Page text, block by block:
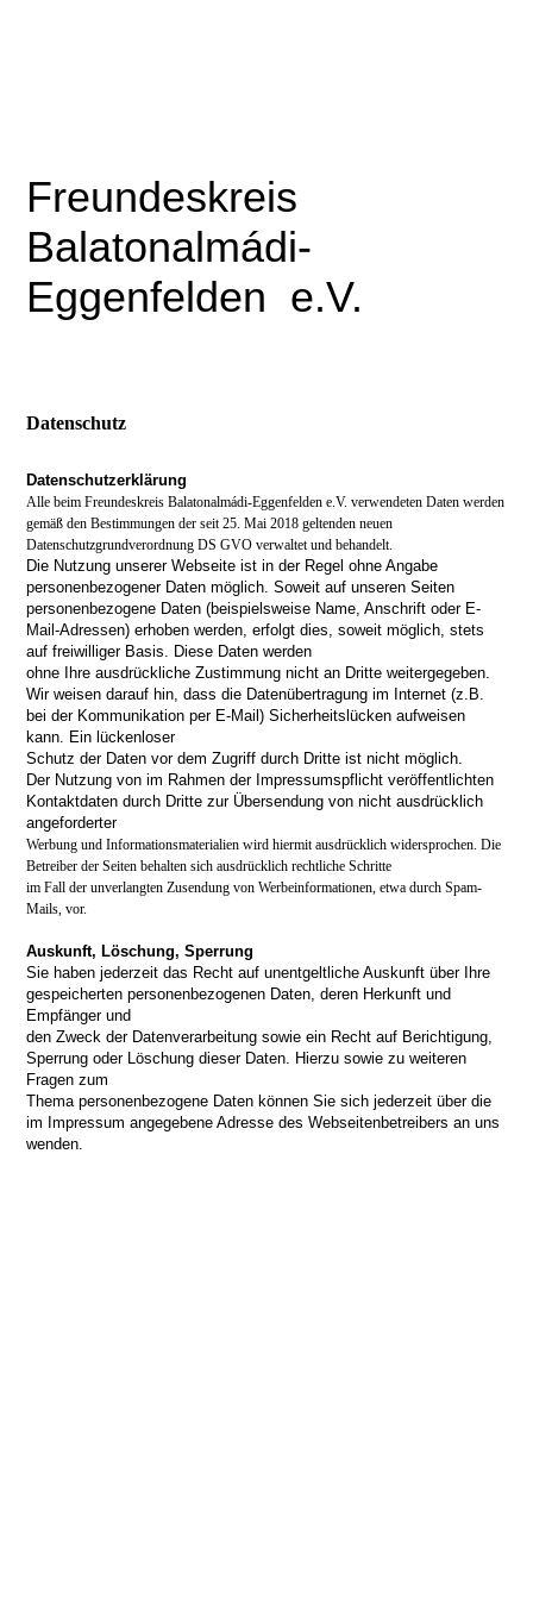
Freundeskreis
Balatonalmádi-
Eggenfelden e.V.
Datenschutz
Datenschutzerklärung
Alle beim Freundeskreis Balatonalmádi-Eggenfelden e.V. verwendeten Daten werden
gemäß den Bestimmungen der seit 25. Mai 2018 geltenden neuen
Datenschutzgrundverordnung DS GVO verwaltet und behandelt.
Die Nutzung unserer Webseite ist in der Regel ohne Angabe
personenbezogener Daten möglich. Soweit auf unseren Seiten
personenbezogene Daten (beispielsweise Name, Anschrift oder E-
Mail-Adressen) erhoben werden, erfolgt dies, soweit möglich, stets
auf freiwilliger Basis. Diese Daten werden
ohne Ihre ausdrückliche Zustimmung nicht an Dritte weitergegeben.
Wir weisen darauf hin, dass die Datenübertragung im Internet (z.B.
bei der Kommunikation per E-Mail) Sicherheitslücken aufweisen
kann. Ein lückenloser
Schutz der Daten vor dem Zugriff durch Dritte ist nicht möglich.
Der Nutzung von im Rahmen der Impressumspflicht veröffentlichten
Kontaktdaten durch Dritte zur Übersendung von nicht ausdrücklich
angeforderter
Werbung und Informationsmaterialien wird hiermit ausdrücklich widersprochen. Die
Betreiber der Seiten behalten sich ausdrücklich rechtliche Schritte
im Fall der unverlangten Zusendung von Werbeinformationen, etwa durch Spam-
Mails, vor.
Auskunft, Löschung, Sperrung
Sie haben jederzeit das Recht auf unentgeltliche Auskunft über Ihre
gespeicherten personenbezogenen Daten, deren Herkunft und
Empfänger und
den Zweck der Datenverarbeitung sowie ein Recht auf Berichtigung,
Sperrung oder Löschung dieser Daten. Hierzu sowie zu weiteren
Fragen zum
Thema personenbezogene Daten können Sie sich jederzeit über die
im Impressum angegebene Adresse des Webseitenbetreibers an uns
wenden.